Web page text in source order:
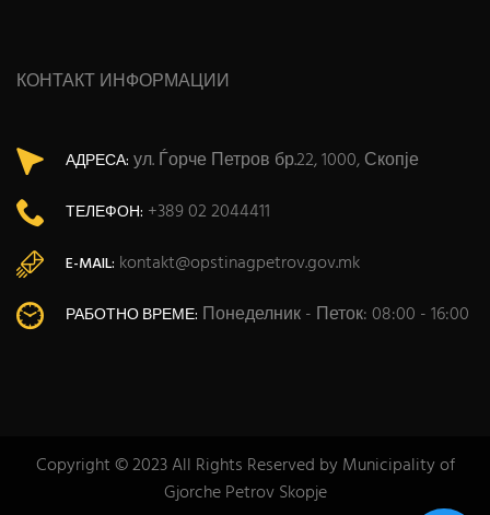
КОНТАКТ ИНФОРМАЦИИ
АДРЕСА: ул. Ѓорче Петров бр.22, 1000, Скопје
ТЕЛЕФОН: +389 02 2044411
E-MAIL: kontakt@opstinagpetrov.gov.mk
РАБОТНО ВРЕМЕ: Понеделник - Петок: 08:00 - 16:00
Copyright © 2023 All Rights Reserved by Municipality of
Gjorche Petrov Skopje